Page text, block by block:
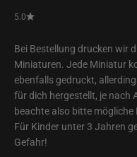
5.0
Bei Bestellung drucken wir
Miniaturen. Jede Miniatur
ebenfalls gedruckt,
für dich hergestellt, je nach
beachte also bitte mögliche
Für Kinder unter 3 Jahren
Gefahr!